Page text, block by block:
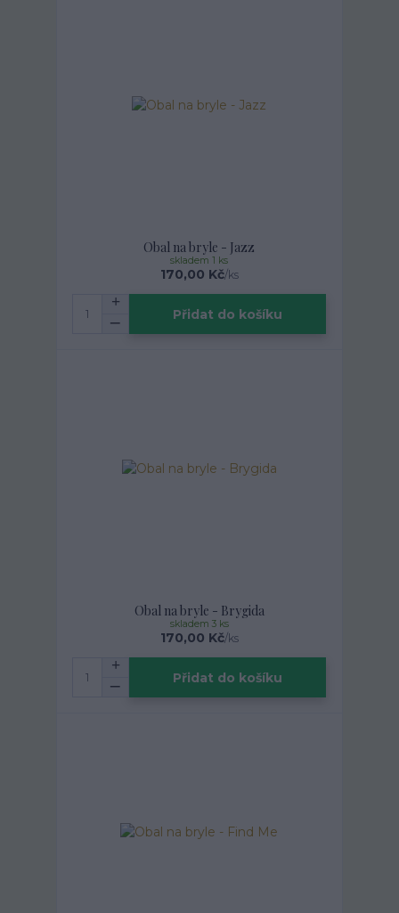
Obal na bryle - Jazz
170,00 Kč/ks
skladem 1 ks
Přidat do košíku
Obal na bryle - Brygida
170,00 Kč/ks
skladem 3 ks
Přidat do košíku